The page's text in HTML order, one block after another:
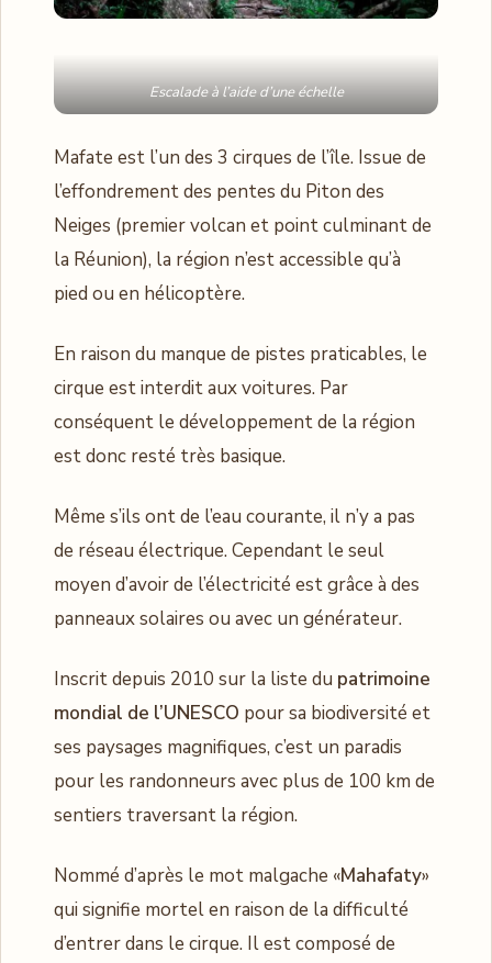
Escalade à l’aide d’une échelle
Mafate est l’un des 3 cirques de l’île. Issue de
l’effondrement des pentes du Piton des
Neiges (premier volcan et point culminant de
la Réunion), la région n’est accessible qu’à
pied ou en hélicoptère.
En raison du manque de pistes praticables, le
cirque est interdit aux voitures. Par
conséquent le développement de la région
est donc resté très basique.
Même s’ils ont de l’eau courante, il n’y a pas
de réseau électrique. Cependant le seul
moyen d’avoir de l’électricité est grâce à des
panneaux solaires ou avec un générateur.
Inscrit depuis 2010 sur la liste du patrimoine
mondial de l’UNESCO pour sa biodiversité et
ses paysages magnifiques, c’est un paradis
pour les randonneurs avec plus de 100 km de
sentiers traversant la région.
Nommé d’après le mot malgache «Mahafaty»
qui signifie mortel en raison de la difficulté
d’entrer dans le cirque. Il est composé de